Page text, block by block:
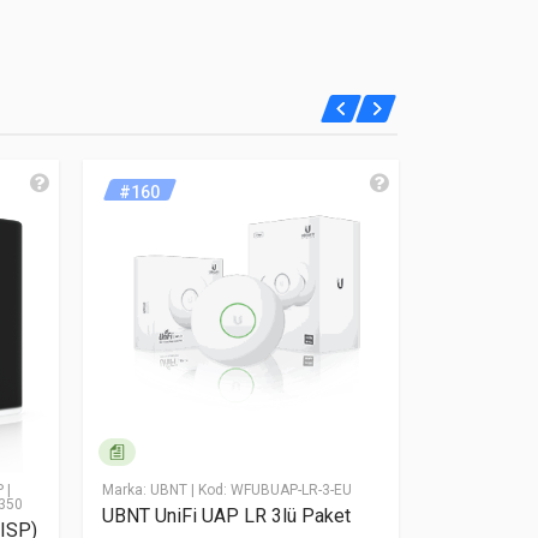
|
Marka: UBNT | Kod: WFUBUAP-LR-3-EU
#160
UBNT UniFi UAP LR 3lü Paket